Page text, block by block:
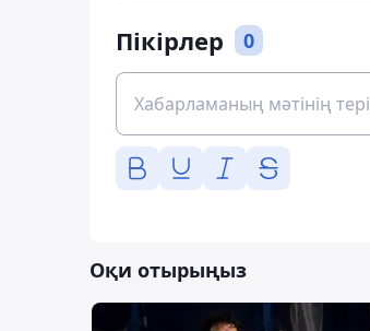
Пікірлер 0
Оқи отырыңыз